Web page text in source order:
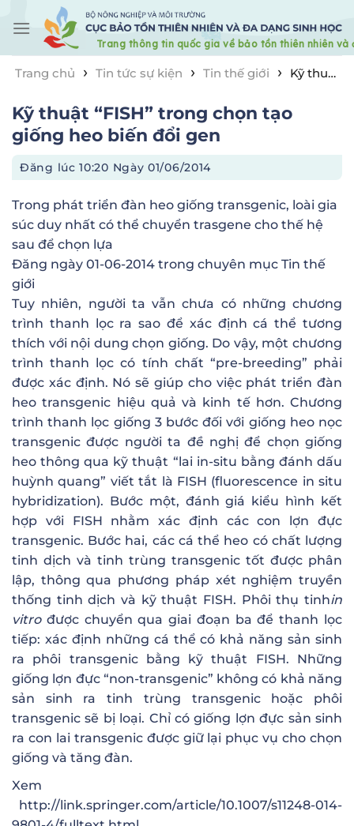
content
Trang chủ
› Tin tức sự kiện › Tin thế giới ›
Kỹ thuật
Kỹ thuật “FISH” trong chọn tạo
giống heo biến đổi gen
Đăng lúc10:20 Ngày 01/06/2014
Trong phát triển đàn heo giống transgenic, loài gia
súc duy nhất có thể chuyển trasgene cho thế hệ
sau để chọn lựa
Đăng ngày 01-06-2014 trong chuyên mục Tin thế
giới
Tuy nhiên, người ta vẫn chưa có những chương
trình thanh lọc ra sao để xác định cá thể tương
thích với nội dung chọn giống. Do vậy, một chương
trình thanh lọc có tính chất “pre-breeding” phải
được xác định. Nó sẽ giúp cho việc phát triển đàn
heo transgenic hiệu quả và kinh tế hơn. Chương
trình thanh lọc giống 3 bước đối với giống heo nọc
transgenic được người ta đề nghị để chọn giống
heo thông qua kỹ thuật “lai in-situ bằng đánh dấu
huỳnh quang” viết tắt là FISH (fluorescence in situ
hybridization). Bước một, đánh giá kiểu hình kết
hợp với FISH nhằm xác định các con lợn đực
transgenic. Bước hai, các cá thể heo có chất lượng
tinh dịch và tinh trùng transgenic tốt được phân
lập, thông qua phương pháp xét nghiệm truyền
thống tinh dịch và kỹ thuật FISH. Phôi thụ tinhin
vitrođược chuyển qua giai đoạn ba để thanh lọc
tiếp: xác định những cá thể có khả năng sản sinh
ra phôi transgenic bằng kỹ thuật FISH. Những
giống lợn đực “non-transgenic” không có khả năng
sản sinh ra tinh trùng transgenic hoặc phôi
transgenic sẽ bị loại. Chỉ có giống lợn đực sản sinh
ra con lai transgenic được giữ lại phục vụ cho chọn
giống và tăng đàn.
Xem
http://link.springer.com/article/10.1007/s11248-014-